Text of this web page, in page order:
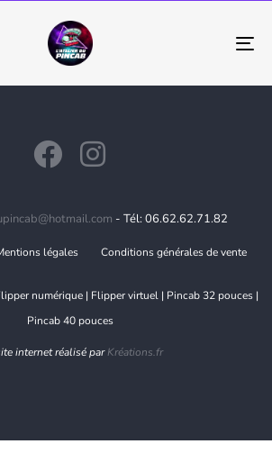
- Tél: 06.62.62.71.82
légales Conditions générales de vente
numérique | Flipper virtuel | Pincab 32 pouces |
Pincab 40 pouces
internet réalisé parKréations.fr